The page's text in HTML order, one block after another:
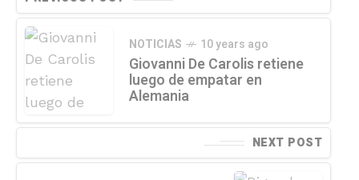
NOTICIAS 10 years ago
Giovanni De Carolis retiene
luego de empatar en
Alemania
NEXT POST